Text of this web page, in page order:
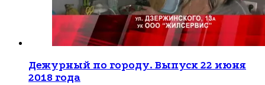
Дежурный по городу. Выпуск 22 июня
2018 года